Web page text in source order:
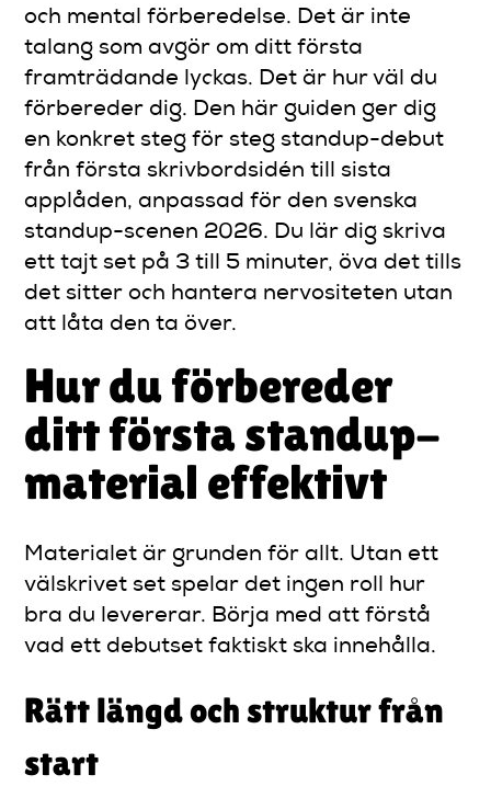
och mental förberedelse. Det är inte
talang som avgör om ditt första
framträdande lyckas. Det är hur väl du
förbereder dig. Den här guiden ger dig
en konkret steg för steg standup-debut
från första skrivbordsidén till sista
applåden, anpassad för den svenska
standup-scenen 2026. Du lär dig skriva
ett tajt set på 3 till 5 minuter, öva det tills
det sitter och hantera nervositeten utan
att låta den ta över.
Hur du förbereder
ditt första standup-
material effektivt
Materialet är grunden för allt. Utan ett
välskrivet set spelar det ingen roll hur
bra du levererar. Börja med att förstå
vad ett debutset faktiskt ska innehålla.
Rätt längd och struktur från
start